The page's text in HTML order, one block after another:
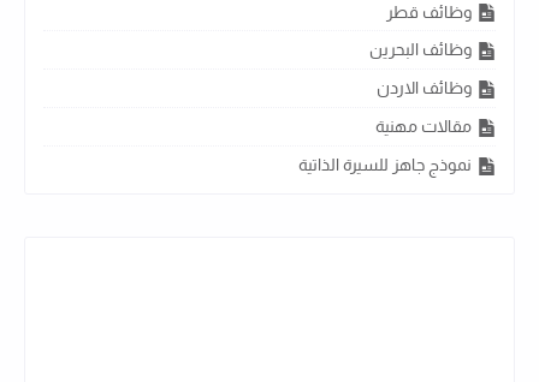
وظائف قطر
وظائف البحرين
وظائف الاردن
مقالات مهنية
نموذج جاهز للسيرة الذاتية